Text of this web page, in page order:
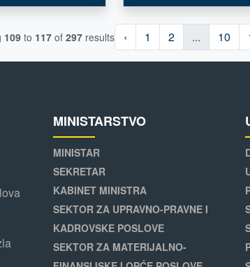
109 to 117 of 297 results ‹ 1 2 ... 10
MINISTARSTVO
MINISTAR
SEKRETAR
KABINET MINISTRA
SEKTOR ZA UPRAVNO-PRAVNE I
KADROVSKE POSLOVE
SEKTOR ZA MATERIJALNO-